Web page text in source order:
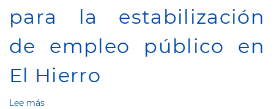
para la estabilización
de empleo público en
El Hierro
Lee más